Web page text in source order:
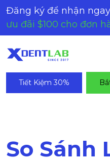
Đăng ký để nhận ngay
ưu đãi $100 cho đơn
Tiết Kiệm 30%
So Sánh